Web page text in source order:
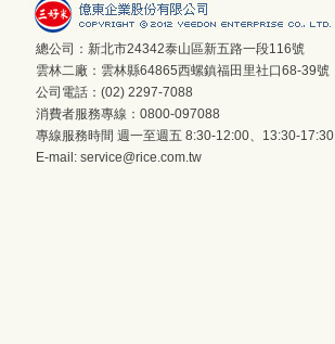
總公司：新北市24342泰山區新五路一段116號
雲林二廠：雲林縣64865西螺鎮福田里社口68-39號
公司電話：(02) 2297-7088
消費者服務專線：0800-097088
專線服務時間 週一至週五 8:30-12:00、13:30-17:30
E-mail: service@rice.com.tw